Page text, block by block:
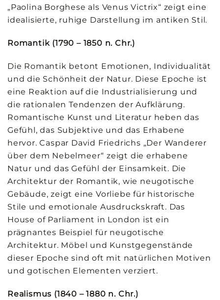
„Paolina Borghese als Venus Victrix“ zeigt eine
idealisierte, ruhige Darstellung im antiken Stil.
Romantik (1790 – 1850 n. Chr.)
Die Romantik betont Emotionen, Individualität
und die Schönheit der Natur. Diese Epoche ist
eine Reaktion auf die Industrialisierung und
die rationalen Tendenzen der Aufklärung.
Romantische Kunst und Literatur heben das
Gefühl, das Subjektive und das Erhabene
hervor. Caspar David Friedrichs „Der Wanderer
über dem Nebelmeer“ zeigt die erhabene
Natur und das Gefühl der Einsamkeit. Die
Architektur der Romantik, wie neugotische
Gebäude, zeigt eine Vorliebe für historische
Stile und emotionale Ausdruckskraft. Das
House of Parliament in London ist ein
prägnantes Beispiel für neugotische
Architektur. Möbel und Kunstgegenstände
dieser Epoche sind oft mit natürlichen Motiven
und gotischen Elementen verziert.
Realismus (1840 – 1880 n. Chr.)